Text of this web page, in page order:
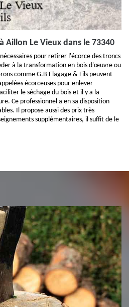
Aillon Le Vieux dans le 73340
pour retirer l'écorce des troncs
à la transformation en bois d'œuvre ou
comme G.B Elagage & Fils peuvent
écorceuses pour enlever
le séchage du bois et il y a la
Ce professionnel a en sa disposition
Il propose aussi des prix très
supplémentaires, il suffit de le